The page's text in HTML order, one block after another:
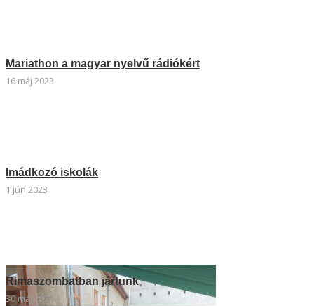
Mariathon a magyar nyelvű rádiókért
16 máj 2023
Imádkozó iskolák
1 jún 2023
Rimaszombatban jártunk
30 máj 2024